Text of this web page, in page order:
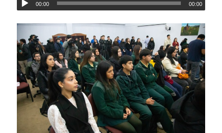
00:00 00:00